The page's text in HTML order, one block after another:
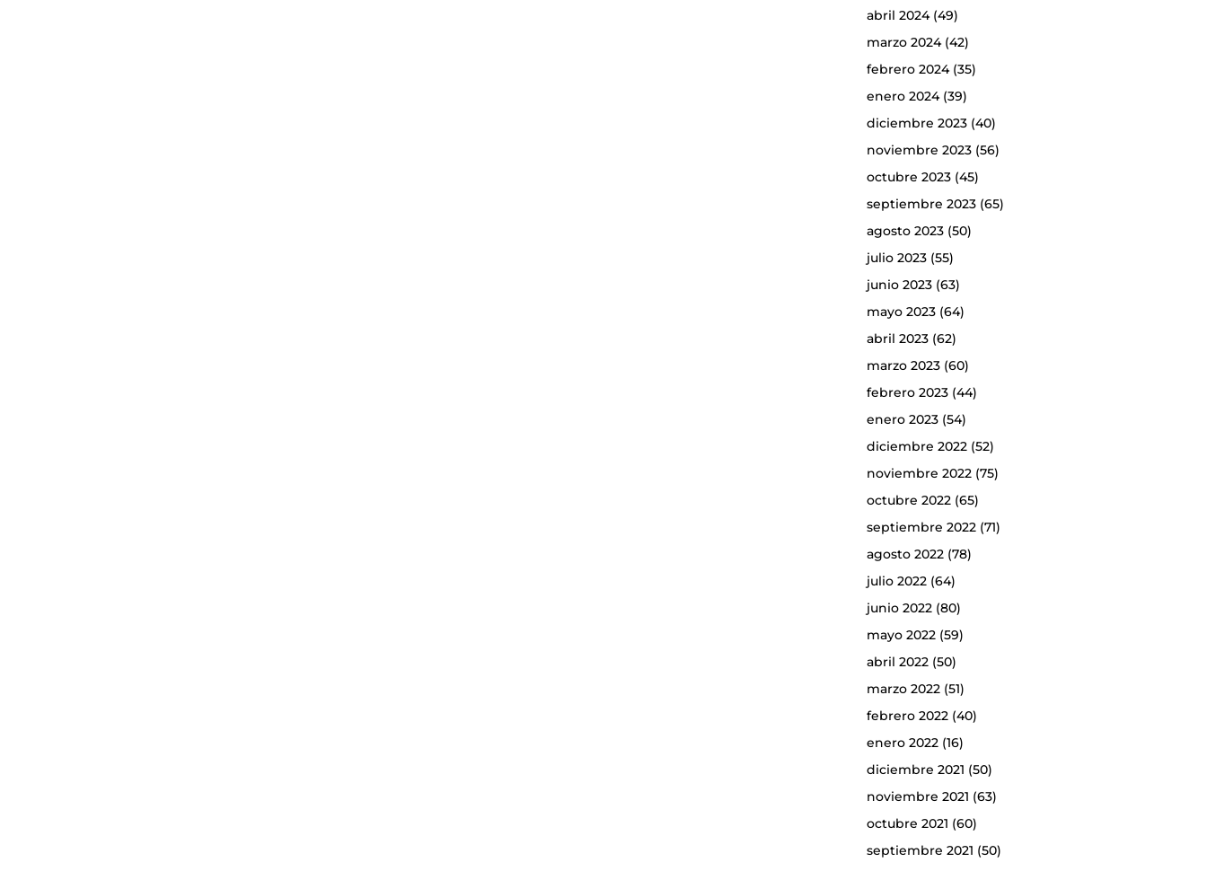
abril 2024(49)
marzo 2024(42)
febrero 2024(35)
enero 2024(39)
diciembre 2023(40)
noviembre 2023(56)
octubre 2023(45)
septiembre 2023(65)
agosto 2023(50)
julio 2023(55)
junio 2023(63)
mayo 2023(64)
abril 2023(62)
marzo 2023(60)
febrero 2023(44)
enero 2023(54)
diciembre 2022(52)
noviembre 2022(75)
octubre 2022(65)
septiembre 2022(71)
agosto 2022(78)
julio 2022(64)
junio 2022(80)
mayo 2022(59)
abril 2022(50)
marzo 2022(51)
febrero 2022(40)
enero 2022(16)
diciembre 2021 (50)
noviembre 2021 (63)
octubre 2021 (60)
septiembre 2021 (50)